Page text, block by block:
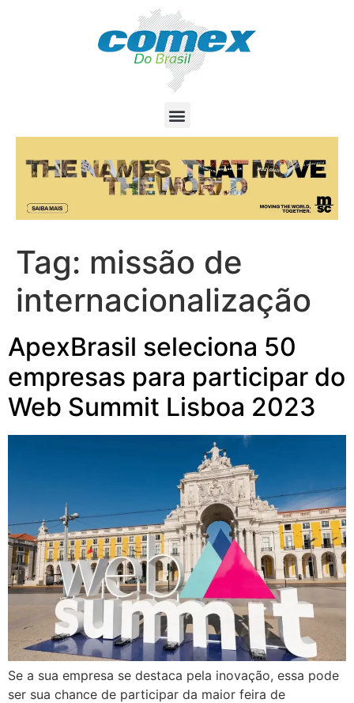
Tag: missão de
internacionalização
ApexBrasil seleciona 50
empresas para participar do
Web Summit Lisboa 2023
Se a sua empresa se destaca pela inovação, essa pode
ser sua chance de participar da maior feira de